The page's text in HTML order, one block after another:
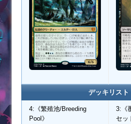
デッキリスト
4:《繁殖池/Breeding
Pool》
3:《
セッ